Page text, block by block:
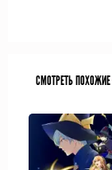
СМОТРЕТЬ ПОХОЖИЕ